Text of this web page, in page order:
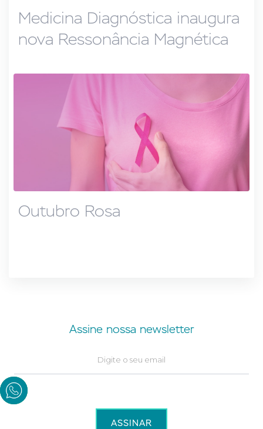
Medicina Diagnóstica inaugura
nova Ressonância Magnética
Outubro Rosa
Assine nossa newsletter